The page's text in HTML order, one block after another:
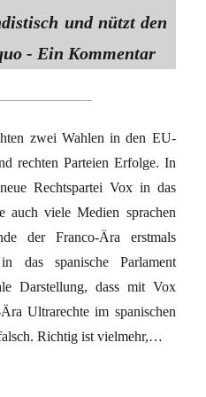
und nützt den
- Ein Kommentar
zwei Wahlen in den EU-
rechten Parteien Erfolge. In
Rechtspartei Vox in das
auch viele Medien sprachen
der Franco-Ära erstmals
das spanische Parlament
Darstellung, dass mit Vox
Ultrarechte im spanischen
Richtig ist vielmehr,…
deren Gründung“